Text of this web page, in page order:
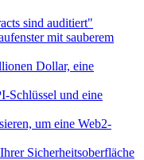
sind auditiert"
mit sauberem
Dollar, eine
Schlüssel und eine
um eine Web2-
Sicherheitsoberfläche